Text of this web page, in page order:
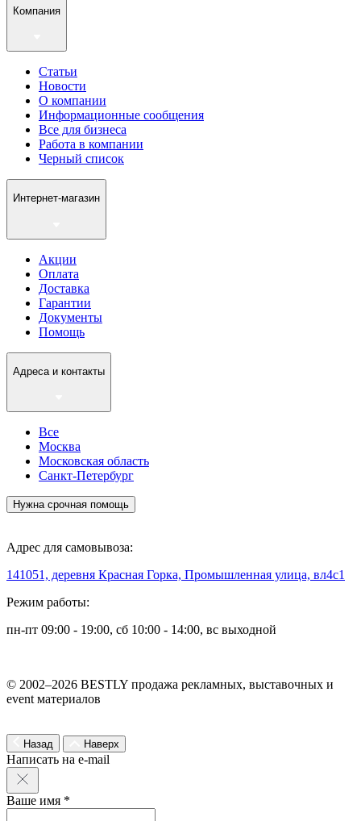
Компания
Статьи
Новости
О компании
Информационные сообщения
Все для бизнеса
Работа в компании
Черный список
Интернет-магазин
Акции
Оплата
Доставка
Гарантии
Документы
Помощь
Адреса и контакты
Все
Москва
Московская область
Санкт-Петербург
Нужна срочная помощь
Адрес для самовывоза:
141051, деревня Красная Горка, Промышленная улица, вл4с1
Режим работы:
пн-пт 09:00 - 19:00, сб 10:00 - 14:00, вс выходной
© 2002–2026 BESTLY продажа рекламных, выставочных и
event материалов
Назад Наверх
Написать на e-mail
Ваше имя *